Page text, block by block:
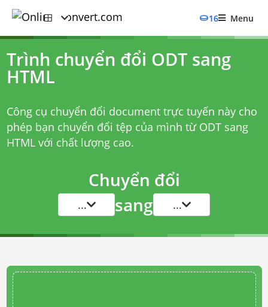
16 Menu
Trình chuyển đổi ODT sang
HTML
Công cụ chuyển đổi document trực tuyến này cho
phép bạn chuyển đổi tệp của mình từ ODT sang
HTML với chất lượng cao.
Chuyển đổi
... sang ...